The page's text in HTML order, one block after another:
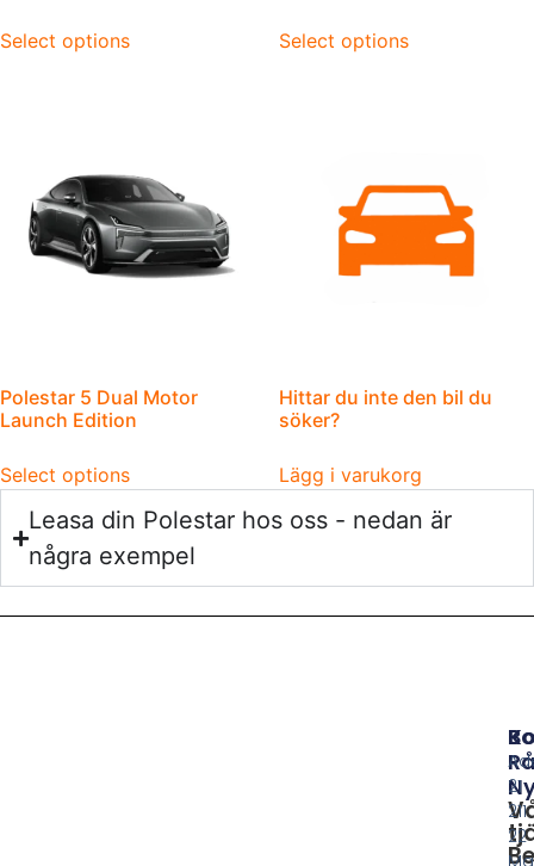
Select options Select options
Polestar 5 Dual Motor
Launch Edition
Select options
Hittar du inte den bil du
söker?
Lägg i varukorg
Leasa din Polestar hos oss - nedan är
några exempel
21
211
22